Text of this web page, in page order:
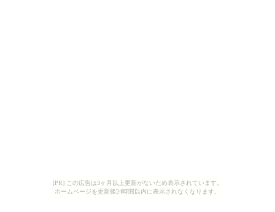
[PR] この広告は3ヶ月以上更新がないため表示されています。
ホームページを更新後24時間以内に表示されなくなります。